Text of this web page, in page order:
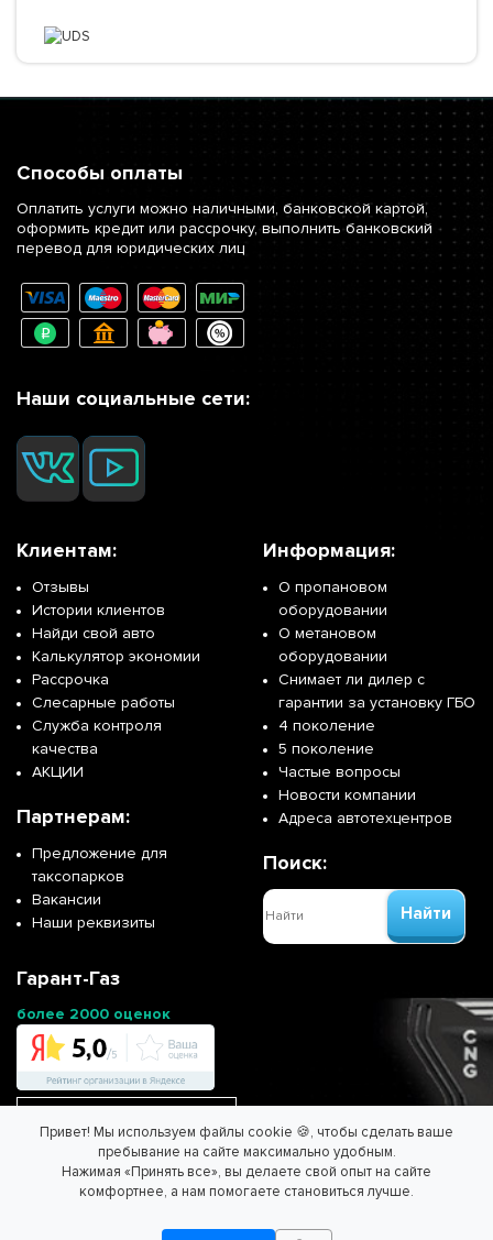
Привет! Мы используем файлы cookie 🍪, чтобы сделать ваше
пребывание на сайте максимально удобным.
Нажимая «Принять все», вы делаете свой опыт на сайте
комфортнее, а нам помогаете становиться лучше.
Способы оплаты
Оплатить услуги можно наличными, банковской картой,
оформить кредит или рассрочку, выполнить банковский
перевод для юридических лиц
Наши социальные сети:
Клиентам:
Отзывы
Истории клиентов
Найди свой авто
Калькулятор экономии
Рассрочка
Слесарные работы
Служба контроля
качества
АКЦИИ
Партнерам:
Предложение для
таксопарков
Вакансии
Наши реквизиты
Информация:
О пропановом
оборудовании
О метановом
оборудовании
Снимает ли дилер с
гарантии за установку ГБО
4 поколение
5 поколение
Частые вопросы
Новости компании
Адреса автотехцентров
Поиск:
Найти
Гарант-Газ
более 2000 оценок
ООО "ГАРАНТ-ГАЗ" - Спасем планету вместе!
Согласие на обработку персональных данных/